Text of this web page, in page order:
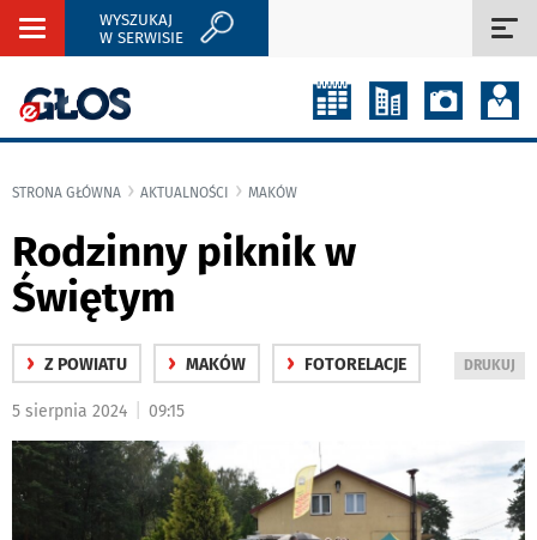
Rozwiń
WYSZUKAJ
W SERWISIE
STRONA GŁÓWNA AKTUALNOŚCI MAKÓW
Rodzinny piknik w
Świętym
› Z POWIATU › MAKÓW › FOTORELACJE
WYDRUKUJ
DRUKUJ
5 sierpnia 2024 09:15